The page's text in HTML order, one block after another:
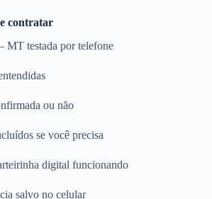
contratar
MT testada por telefone
ou não
se você precisa
digital funcionando
salvo no celular